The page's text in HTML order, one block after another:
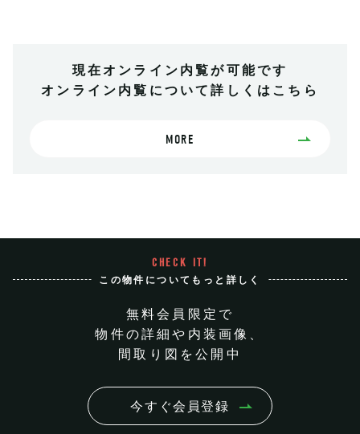
現在オンライン内覧が可能です
オンライン内覧について詳しくはこちら
MORE
CHECK IT!
この物件についてもっと詳しく
無料会員限定で
物件の詳細や内装画像、
間取り図を公開中
今すぐ会員登録